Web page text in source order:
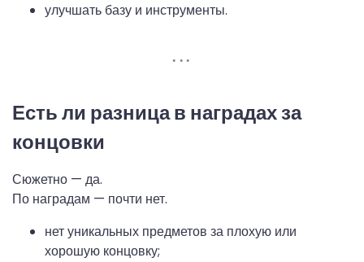
улучшать базу и инструменты.
Есть ли разница в наградах за
концовки
Сюжетно — да.
По наградам — почти нет.
нет уникальных предметов за плохую или
хорошую концовку;